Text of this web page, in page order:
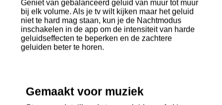
Geniet van gebalanceerd geluid van muur tot muur
bij elk volume. Als je tv wilt kijken maar het geluid
niet te hard mag staan, kun je de Nachtmodus
inschakelen in de app om de intensiteit van harde
geluidseffecten te beperken en de zachtere
geluiden beter te horen.
Gemaakt voor muziek